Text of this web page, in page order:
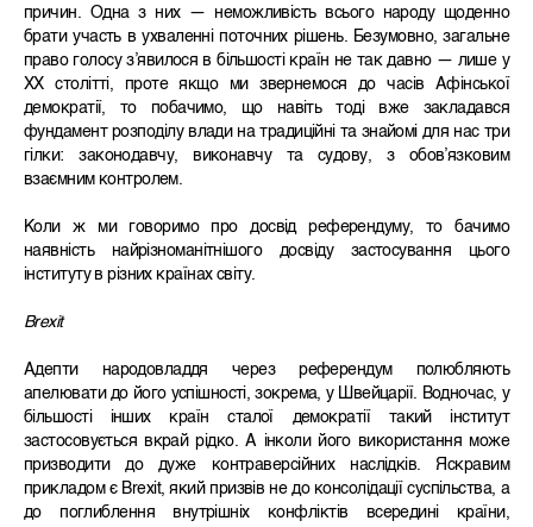
причин. Одна з них — неможливість всього народу щоденно
брати участь в ухваленні поточних рішень. Безумовно, загальне
право голосу з’явилося в більшості країн не так давно — лише у
ХХ столітті, проте якщо ми звернемося до часів Афінської
демократії, то побачимо, що навіть тоді вже закладався
фундамент розподілу влади на традиційні та знайомі для нас три
гілки: законодавчу, виконавчу та судову, з обов’язковим
взаємним контролем.
Коли ж ми говоримо про досвід референдуму, то бачимо
наявність найрізноманітнішого досвіду застосування цього
інституту в різних країнах світу.
Brexit
Адепти народовладдя через референдум полюбляють
апелювати до його успішності, зокрема, у Швейцарії. Водночас, у
більшості інших країн сталої демократії такий інститут
застосовується вкрай рідко. А інколи його використання може
призводити до дуже контраверсійних наслідків. Яскравим
прикладом є Brexit, який призвів не до консолідації суспільства, а
до поглиблення внутрішніх конфліктів всередині країни,